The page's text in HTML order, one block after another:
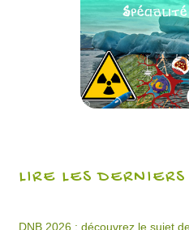
LIRE LES DERNIERS
DNB 2026 : découvrez le sujet